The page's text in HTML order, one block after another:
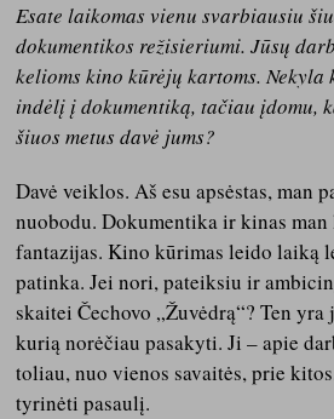
Esate laikomas vienu svarbiausiu
dokumentikos režisieriumi. Jūsų
kelioms kino kūrėjų kartoms. Nekyla
indėlį į dokumentiką, tačiau įdomu,
šiuos metus davė jums?
Davė veiklos. Aš esu apsėstas, man
nuobodu. Dokumentika ir kinas
fantazijas. Kino kūrimas leido laiką
patinka. Jei nori, pateiksiu ir
skaitei Čechovo „Žuvėdrą“? Ten
kurią norėčiau pasakyti. Ji – apie
toliau, nuo vienos savaitės, prie
tyrinėti pasaulį.